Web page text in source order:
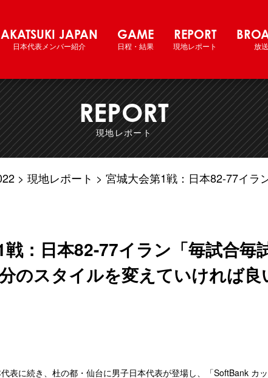
AKATSUKI JAPAN
日本代表メンバー紹介
GAME
日程・結果
REPORT
現地レポート 放
REPORT
現地レポート
現地レポート
宮城大会第1戦：日本82-77イラ
：日本82-77イラン「毎試合毎
のスタイルを変えていければ良
表に続き、杜の都・仙台に男子日本代表が登場し、「SoftBank カ